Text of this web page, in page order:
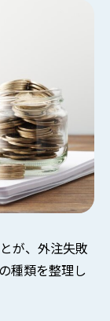
が、外注失敗
種類を整理し